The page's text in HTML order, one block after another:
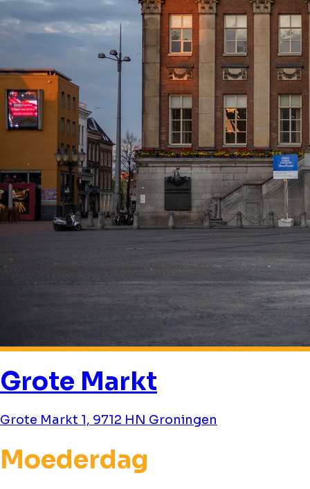
Grote Markt
Grote Markt 1, 9712 HN Groningen
Moederdag